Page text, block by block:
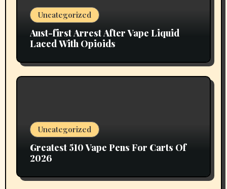
Uncategorized
Aust-first Arrest After Vape Liquid
Laced With Opioids
Uncategorized
Greatest 510 Vape Pens For Carts Of
2026